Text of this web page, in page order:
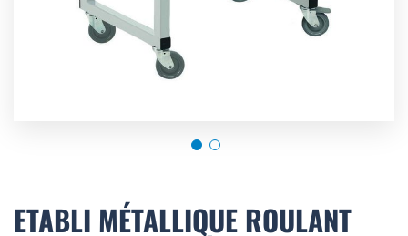
to
the
ETABLI MÉTALLIQUE ROULANT